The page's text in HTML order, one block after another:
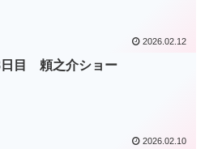
2026.02.12
目 頼之介ショー
2026.02.10